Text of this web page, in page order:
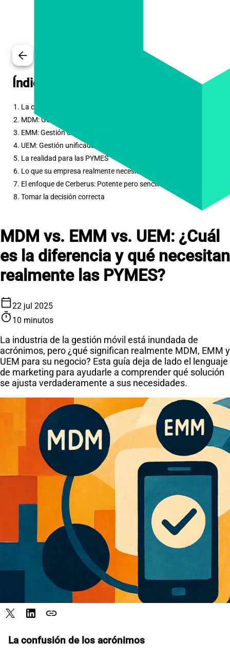
arrow_back
Índice de contenidos
1. La confusión de los acrónimos
2. MDM: Gestión de dispositivos móviles
3. EMM: Gestión de la movilidad empresarial
4. UEM: Gestión unificada de puntos finales
5. La realidad para las PYMES
6. Lo que su empresa realmente necesita
7. El enfoque de Cerberus: Potente pero sencillo
8. Tomar la decisión correcta
MDM vs. EMM vs. UEM: ¿Cuál
es la diferencia y qué necesitan
realmente las PYMES?
calendar_today22 jul 2025
timer10 minutos
La industria de la gestión móvil está inundada de
acrónimos, pero ¿qué significan realmente MDM, EMM y
UEM para su negocio? Esta guía deja de lado el lenguaje
de marketing para ayudarle a comprender qué solución
se ajusta verdaderamente a sus necesidades.
link
La confusión de los acrónimos